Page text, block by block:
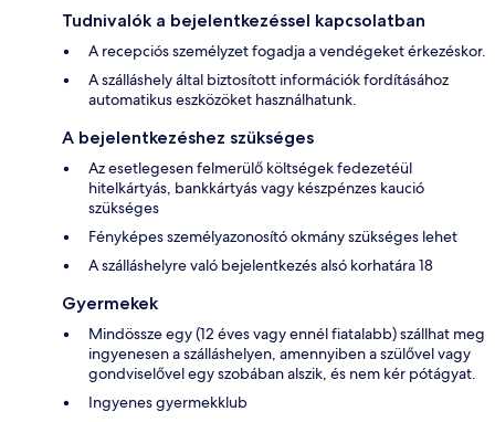
Tudnivalók a bejelentkezéssel kapcsolatban
A recepciós személyzet fogadja a vendégeket érkezéskor.
A szálláshely által biztosított információk fordításához
automatikus eszközöket használhatunk.
A bejelentkezéshez szükséges
Az esetlegesen felmerülő költségek fedezetéül
hitelkártyás, bankkártyás vagy készpénzes kaució
szükséges
Fényképes személyazonosító okmány szükséges lehet
A szálláshelyre való bejelentkezés alsó korhatára 18
Gyermekek
Mindössze egy (12 éves vagy ennél fiatalabb) szállhat meg
ingyenesen a szálláshelyen, amennyiben a szülővel vagy
gondviselővel egy szobában alszik, és nem kér pótágyat.
Ingyenes gyermekklub